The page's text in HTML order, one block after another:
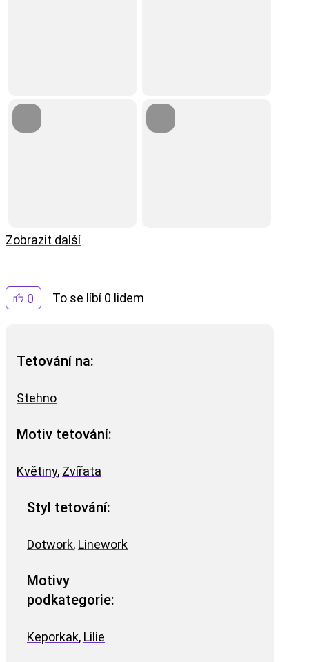
0 To se líbí 0 lidem
Tetování na:
Stehno
Motiv tetování:
Květiny, Zvířata
Styl tetování:
Dotwork, Linework
Motivy
podkategorie:
Keporkak, Lilie
Zobrazit další